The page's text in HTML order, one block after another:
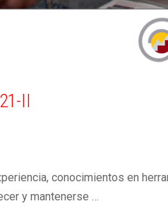
II
conocimientos en
y mantenerse …